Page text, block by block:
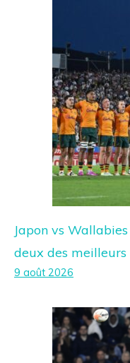
Japon vs
deux des meilleurs
9 août 2026